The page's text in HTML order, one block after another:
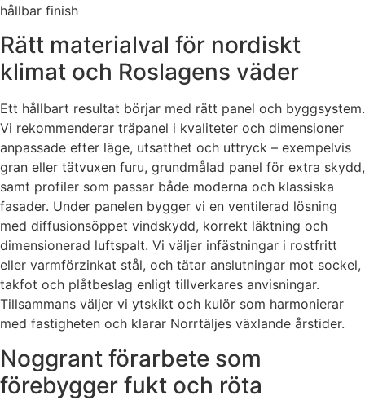
hållbar finish
Rätt materialval för nordiskt
klimat och Roslagens väder
Ett hållbart resultat börjar med rätt panel och byggsystem.
Vi rekommenderar träpanel i kvaliteter och dimensioner
anpassade efter läge, utsatthet och uttryck – exempelvis
gran eller tätvuxen furu, grundmålad panel för extra skydd,
samt profiler som passar både moderna och klassiska
fasader. Under panelen bygger vi en ventilerad lösning
med diffusionsöppet vindskydd, korrekt läktning och
dimensionerad luftspalt. Vi väljer infästningar i rostfritt
eller varmförzinkat stål, och tätar anslutningar mot sockel,
takfot och plåtbeslag enligt tillverkares anvisningar.
Tillsammans väljer vi ytskikt och kulör som harmonierar
med fastigheten och klarar Norrtäljes växlande årstider.
Noggrant förarbete som
förebygger fukt och röta